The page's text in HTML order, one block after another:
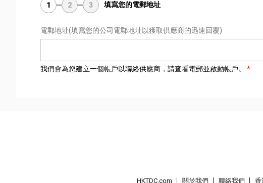
1 2 3 填寫您的電郵地址
電郵地址(填寫您的公司電郵地址以獲取供應商的迅速回覆)
我們會為您建立一個帳戶以聯絡供應商，請查看電郵並啟動帳戶。
HKTDC.com 關於我們 聯絡我們 香